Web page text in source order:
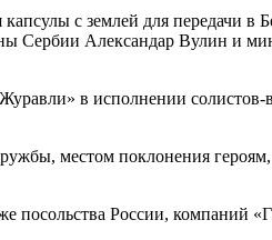
с землей для передачи в
Сербии Александар Вулин и
в исполнении солистов-
местом поклонения героям,
посольства России, компаний